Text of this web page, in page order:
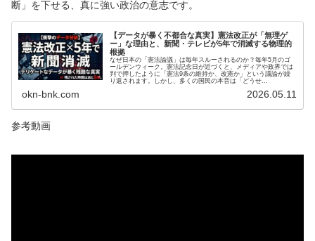
断」を下せる、真に強い政治の意志です。
【データが暴く不都合な真実】憲法改正が「無理ゲ
ー」な理由と、新聞・テレビが5年で消滅する物理的
根拠
なぜ日本の「憲法論議」は毎年スルーされるのか？毎年5月のゴ
ールデンウィーク。憲法記念日が近づくと、メディアや政界では
判で押したように「憲法9条の維持か、改憲か」という議論が繰
り返されます。しかし、多くの国民の本音は「どうせ...
okn-bnk.com 2026.05.11
参考動画